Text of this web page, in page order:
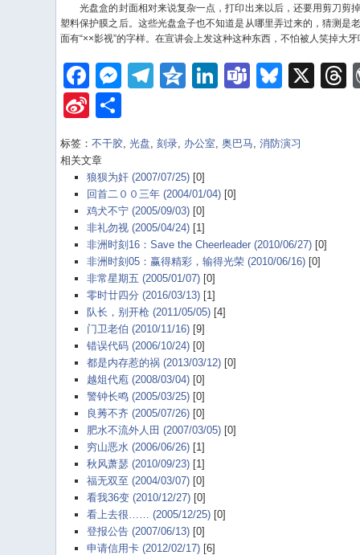
光盘盒的封面相对来说复杂一点，打印出来以后，还要用剪刀剪
塑料保护膜之后。这些光盘盒子也不知道是从哪里弄过来的，猜测是
面有“××影视”的字样。在宣讲会上发这种这种东西，不怕被人笑掉大
Facebook
Messenger
Telegram
Qzone
LinkedIn
TeamsX
Sina
Weibo
标签：不干胶 ,光盘 ,刻录 办公室 ,奥巴马 ,消防演习
相关文章
狼狈为奸 (2007/07/25)[0]
回首二００三年 (2004/01/04)[0]
鸡犬不宁 (2005/09/03)[0]
非礼勿视 (2005/04/24)[1]
非洲时刻16：Save the Cheerleader (2010/06/27)[0]
非洲时刻05：赢得精彩，输得光荣 (2010/06/16)[0]
非常星期五 (2005/01/07)[0]
零时廿四分 (2016/03/13)[1]
队长，别开枪 (2011/05/05)[4]
门卫老伯 (2010/11/16)[9]
错误代码 (2006/10/24)[0]
都是内存惹的祸 (2013/03/12)[0]
越俎代庖 (2008/03/04)[0]
警钟长鸣 (2005/03/25)[0]
良莠不齐 (2005/07/26)[0]
肥水不流外人田 (2007/03/05)[0]
穷山恶水 (2006/06/26)[1]
秋风萧瑟 (2010/09/23)[1]
福无双至 (2004/03/07)[0]
看我36变 (2010/12/27)[0]
看上去很…… (2005/12/25)[0]
登报公告 (2007/06/13)[0]
申请信用卡 (2012/02/17)[6]